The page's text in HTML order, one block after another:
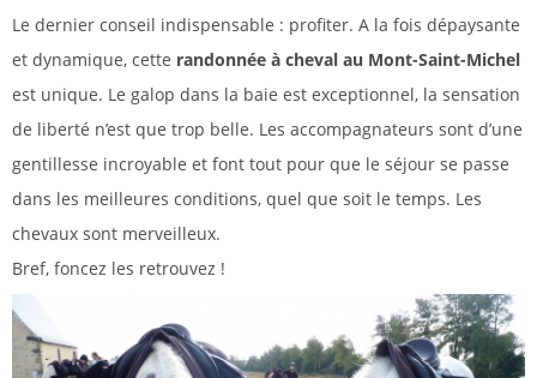
Le dernier conseil indispensable : profiter. A la fois dépaysante
et dynamique, cette randonnée à cheval au Mont-Saint-Michel
est unique. Le galop dans la baie est exceptionnel, la sensation
de liberté n’est que trop belle. Les accompagnateurs sont d’une
gentillesse incroyable et font tout pour que le séjour se passe
dans les meilleures conditions, quel que soit le temps. Les
chevaux sont merveilleux.
Bref, foncez les retrouvez !